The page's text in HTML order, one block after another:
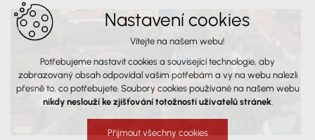
Nastavení cookies
Vítejte na našem webu!
Potřebujeme nastavit cookies a související technologie, aby
zobrazovaný obsah odpovídal vašim potřebám a vy na webu nalezli
přesně to, co potřebujete. Soubory cookies používané na našem webu
nikdy neslouží ke zjišťování totožnosti uživatelů stránek.
Přijmout všechny cookies